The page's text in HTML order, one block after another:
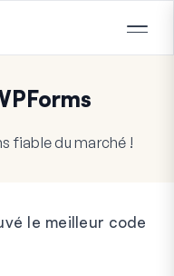
fiable du marché !
le meilleur code